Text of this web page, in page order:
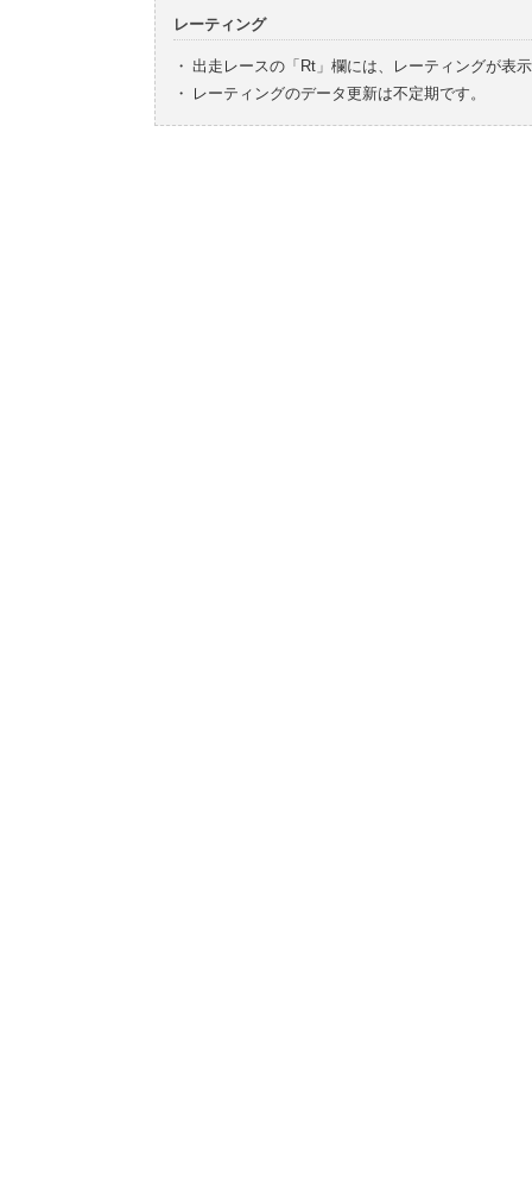
レーティング
・ 出走レースの「Rt」欄には、レーティングが表
・
レーティングのデータ更新は不定期です。